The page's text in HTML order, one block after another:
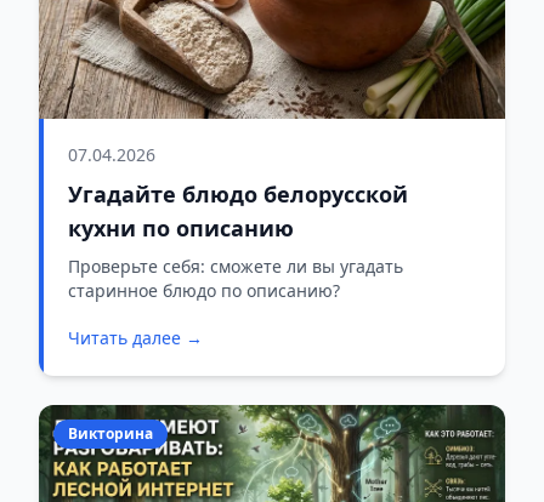
07.04.2026
Угадайте блюдо белорусской
кухни по описанию
Проверьте себя: сможете ли вы угадать
старинное блюдо по описанию?
Читать далее →
Викторина